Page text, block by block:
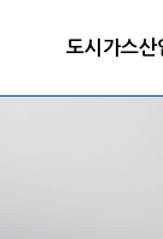
도시가스산